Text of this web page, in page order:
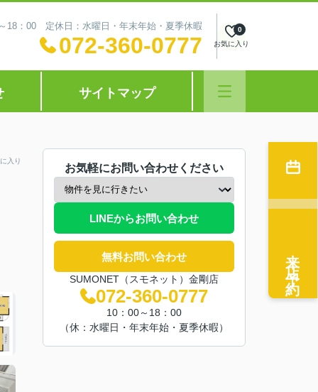
18：00 定休日：水曜日・年末年始・夏季休暇
072-360-0777 お気に入り
0
サイトマップ
入り
お気軽にお問い合わせください
LINEからお問い合わせ
無料お問い合わせ
SUMONET（スモネット）金剛店
072-360-0777
10：00～18：00
（休：水曜日・年末年始・夏季休暇）
来店予約